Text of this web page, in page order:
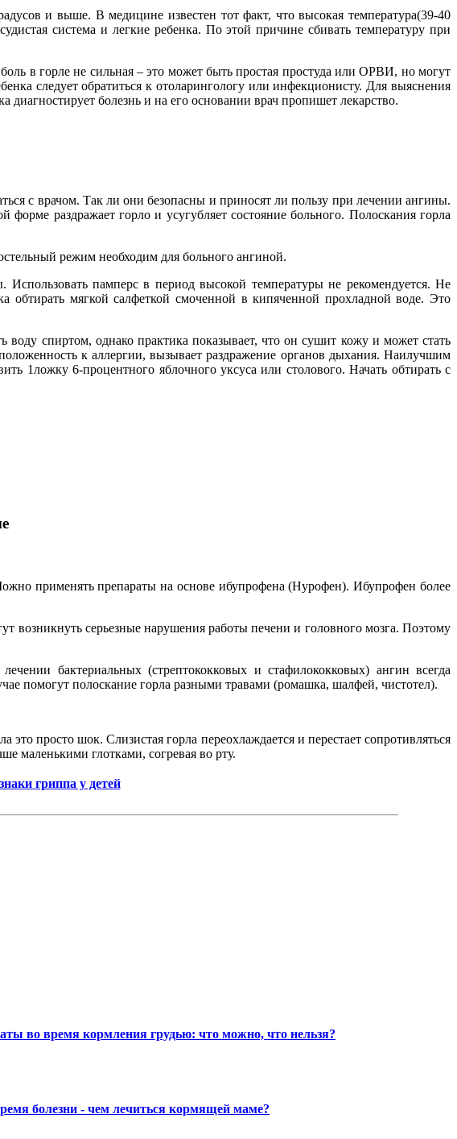
и выше. В медицине известен тот факт, что высокая температура(39-40
система и легкие ребенка. По этой причине сбивать температуру при
в горле не сильная – это может быть простая простуда или ОРВИ, но могут
следует обратиться к отоларингологу или инфекционисту. Для выяснения
диагностирует болезнь и на его основании врач пропишет лекарство.
с врачом. Так ли они безопасны и приносят ли пользу при лечении ангины.
раздражает горло и усугубляет состояние больного. Полоскания горла
режим необходим для больного ангиной.
памперс в период высокой температуры не рекомендуется. Не
обтирать мягкой салфеткой смоченной в кипяченной прохладной воде. Это
воду спиртом, однако практика показывает, что он сушит кожу и может стать
к аллергии, вызывает раздражение органов дыхания. Наилучшим
1ложку 6-процентного яблочного уксуса или столового. Начать обтирать с
применять препараты на основе ибупрофена (Нурофен). Ибупрофен более
возникнуть серьезные нарушения работы печени и головного мозга. Поэтому
бактериальных (стрептококковых и стафилококковых) ангин всегда
помогут полоскание горла разными травами (ромашка, шалфей, чистотел).
просто шок. Слизистая горла переохлаждается и перестает сопротивляться
маленькими глотками, согревая во рту.
гриппа у детей
во время кормления грудью: что можно, что нельзя?
болезни - чем лечиться кормящей маме?